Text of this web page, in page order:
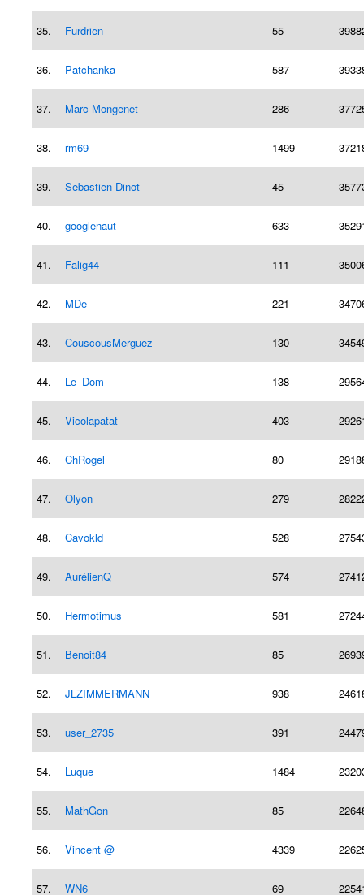
35. Furdrien 55
36. Patchanka 587
37. Marc Mongenet 286
38. rm69 1499
39. Sebastien Dinot 45
40. googlenaut 633
41. Falig44 111
42. MDe 221
43. CouscousMerguez 130
44. Le_Dom 138
45. Vicolapatat 403
46. ChRogel 80
47. Olyon 279
48. Cavokld 528
49. AurélienQ 574
50. Hermotimus 581
51. Benoit84 85
52. JLZIMMERMANN 938
53. user_2735 391
54. Luque 1484
55. MathGon 85
56. Vincent @ 4339
57. WN6 69